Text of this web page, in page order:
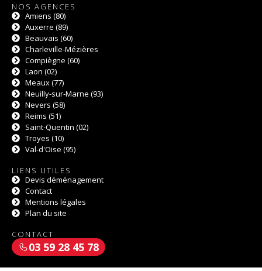
NOS AGENCES
Amiens (80)
Auxerre (89)
Beauvais (60)
Charleville-Mézières
Compiègne (60)
Laon (02)
Meaux (77)
Neuilly-sur-Marne (93)
Nevers (58)
Reims (51)
Saint-Quentin (02)
Troyes (10)
Val-d'Oise (95)
LIENS UTILES
Devis déménagement
Contact
Mentions légales
Plan du site
CONTACT
03 59 28 45 78